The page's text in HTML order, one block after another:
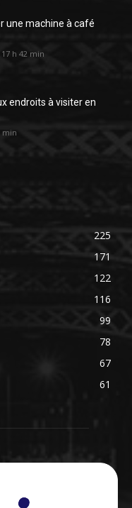
une machine à café
h 42 min
endroits à visiter en
min
225
171
122
116
99
78
67
61